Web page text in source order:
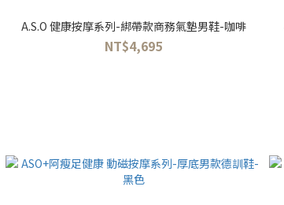
A.S.O 健康按摩系列-綁帶款商務氣墊男鞋-咖啡
NT$4,695